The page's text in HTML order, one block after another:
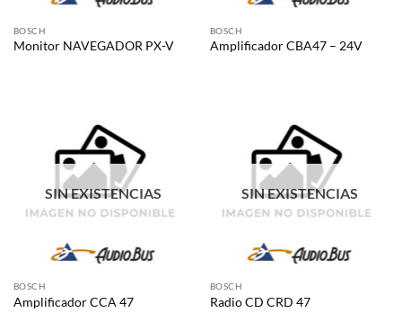
BOSCH
Monitor NAVEGADOR PX-V
BOSCH
Amplificador CBA47 – 24V
SIN EXISTENCIAS
BOSCH
Amplificador CCA 47
SIN EXISTENCIAS
BOSCH
Radio CD CRD 47